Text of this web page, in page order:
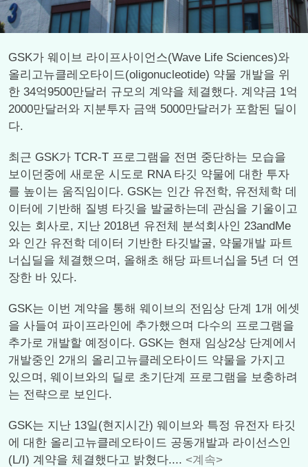
GSK가 웨이브 라이프사이언스(Wave Life Sciences)와
올리고뉴클레오타이드(oligonucleotide) 약물 개발을 위
한 34억9500만달러 규모의 계약을 체결했다. 계약금 1억
2000만달러와 지분투자 금액 5000만달러가 포함된 딜이
다.
최근 GSK가 TCR-T 프로그램을 전면 중단하는 모습을
보이던중에 새로운 시도로 RNA 타깃 약물에 대한 투자
를 높이는 움직임이다. GSK는 인간 유전학, 유전체학 데
이터에 기반해 질병 타깃을 발굴하는데 관심을 기울이고
있는 회사로, 지난 2018년 유전체 분석회사인 23andMe
와 인간 유전학 데이터 기반한 타깃발굴, 약물개발 파트
너십딜을 체결했으며, 올해초 해당 파트너십을 5년 더 연
장한 바 있다.
GSK는 이번 계약을 통해 웨이브의 전임상 단계 1개 에셋
을 사들여 파이프라인에 추가했으며 다수의 프로그램을
추가로 개발할 예정이다. GSK는 현재 임상2상 단계에서
개발중인 2개의 올리고뉴클레오타이드 약물을 가지고
있으며, 웨이브와의 딜로 초기단계 프로그램을 보충하려
는 전략으로 보인다.
GSK는 지난 13일(현지시간) 웨이브와 특정 유전자 타깃
에 대한 올리고뉴클레오타이드 공동개발과 라이선스인
(L/I) 계약을 체결했다고 밝혔다.... <계속>